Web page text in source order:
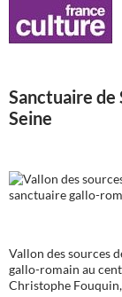
Sanctuaire de
Seine
Vallon des sources
gallo-romain au
Christophe